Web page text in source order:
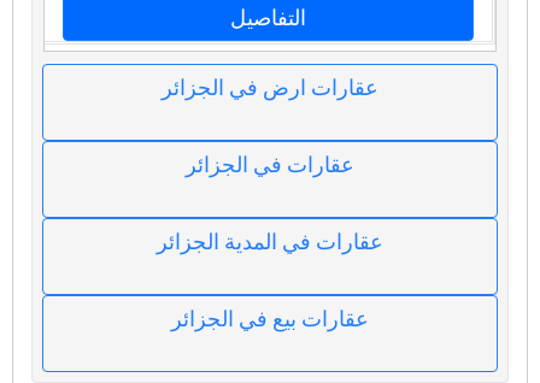
التفاصيل
عقارات ارض في الجزائر
عقارات في الجزائر
عقارات في المدية الجزائر
عقارات بيع في الجزائر